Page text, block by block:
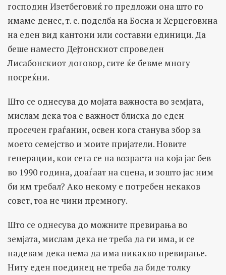
господин Изетбеговиќ го предложи она што го
имаме денес, т. е. поделба на Босна и Херцеговина
на еден вид кантони или составни единици. Да
беше наместо Дејтонскиот спроведен
Лисабонскиот договор, сите ќе бевме многу
посреќни.
Што се однесува до мојата важноста во земјата,
мислам дека тоа е важност блиска до еден
просечен граѓанин, освен кога станува збор за
моето семејство и моите пријатели. Новите
генерации, кои сега се на возраста на која јас бев
во 1990 година, доаѓаат на сцена, и зошто јас ним
би им требал? Ако некому е потребен некаков
совет, тоа не чини премногу.
Што се однесува до можните превирања во
земјата, мислам дека не треба да ги има, и се
надевам дека нема да има никакво превирање.
Ниту еден поединец не треба да биде толку